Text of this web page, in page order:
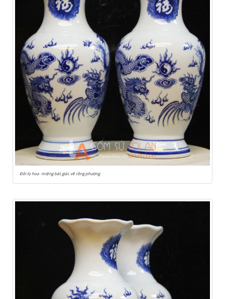
Đôi lọ hoa miệng bát giác vẽ rồng phượng